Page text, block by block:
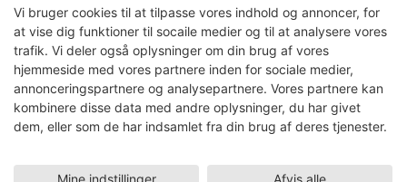
bLoT, der kan opleves i Officinet frem til
den 3. marts. Mellem transparente
tekstiler, der hænger ned fra loftet kan
publikum lægge sig på puder på gulvet,
lytte til musik og forsvinde væk…Læs
mere
Vi bruger cookies til at tilpasse vores indhold og annoncer, for
at vise dig funktioner til socaile medier og til at analysere vores
trafik. Vi deler også oplysninger om din brug af vores
hjemmeside med vores partnere inden for sociale medier,
annonceringspartnere og analysepartnere. Vores partnere kan
kombinere disse data med andre oplysninger, du har givet
dem, eller som de har indsamlet fra din brug af deres tjenester.
Mine indstillinger Afvis alle